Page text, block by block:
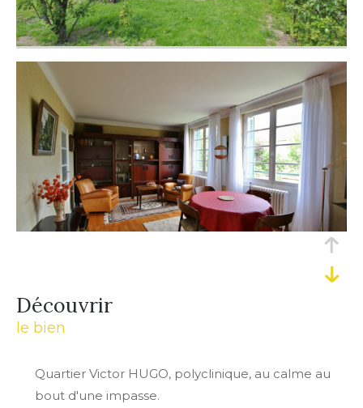
découvrir
le bien
Quartier Victor HUGO, polyclinique, au calme au
bout d'une impasse.